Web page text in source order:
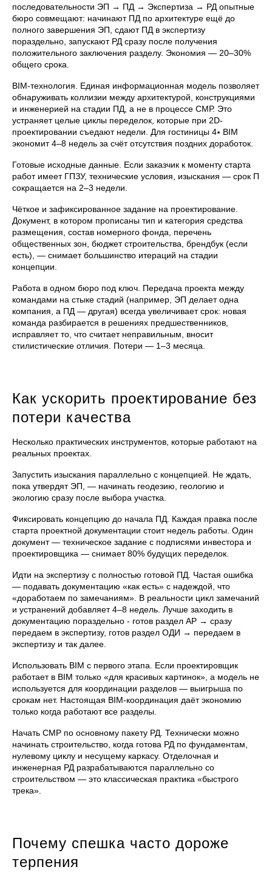
последовательности ЭП → ПД → Экспертиза → РД опытные
бюро совмещают: начинают ПД по архитектуре ещё до
полного завершения ЭП, сдают ПД в экспертизу
пораздельно, запускают РД сразу после получения
положительного заключения разделу. Экономия — 20–30%
общего срока.
BIM-технология. Единая информационная модель позволяет
обнаруживать коллизии между архитектурой, конструкциями
и инженерией на стадии ПД, а не в процессе СМР. Это
устраняет целые циклы переделок, которые при 2D-
проектировании съедают недели. Для гостиницы 4⭑ BIM
экономит 4–8 недель за счёт отсутствия поздних доработок.
Готовые исходные данные. Если заказчик к моменту старта
работ имеет ГПЗУ, технические условия, изыскания — срок П
сокращается на 2–3 недели.
Чёткое и зафиксированное задание на проектирование.
Документ, в котором прописаны тип и категория средства
размещения, состав номерного фонда, перечень
общественных зон, бюджет строительства, брендбук (если
есть), — снимает большинство итераций на стадии
концепции.
Работа в одном бюро под ключ. Передача проекта между
командами на стыке стадий (например, ЭП делает одна
компания, а ПД — другая) всегда увеличивает срок: новая
команда разбирается в решениях предшественников,
исправляет то, что считает неправильным, вносит
стилистические отличия. Потери — 1–3 месяца.
Как ускорить проектирование без
потери качества
Несколько практических инструментов, которые работают на
реальных проектах.
Запустить изыскания параллельно с концепцией. Не ждать,
пока утвердят ЭП, — начинать геодезию, геологию и
экологию сразу после выбора участка.
Фиксировать концепцию до начала ПД. Каждая правка после
старта проектной документации стоит недель работы. Один
документ — техническое задание с подписями инвестора и
проектировщика — снимает 80% будущих переделок.
Идти на экспертизу с полностью готовой ПД. Частая ошибка
— подавать документацию «как есть» с надеждой, что
«доработаем по замечаниям». В реальности цикл замечаний
и устранений добавляет 4–8 недель. Лучше заходить в
документацию пораздельно - готов раздел АР → сразу
передаем в экспертизу, готов раздел ОДИ → передаем в
экспертизу и так далее.
Использовать BIM с первого этапа. Если проектировщик
работает в BIM только «для красивых картинок», а модель не
используется для координации разделов — выигрыша по
срокам нет. Настоящая BIM-координация даёт экономию
только когда работают все разделы.
Начать СМР по основному пакету РД. Технически можно
начинать строительство, когда готова РД по фундаментам,
нулевому циклу и несущему каркасу. Отделочная и
инженерная РД разрабатываются параллельно со
строительством — это классическая практика «быстрого
трека».
Почему спешка часто дороже
терпения